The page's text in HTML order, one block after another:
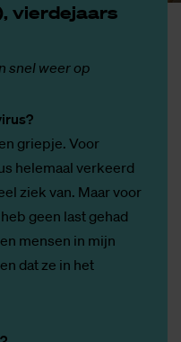
vier­de­jaars
snel weer op
griepje. Voor
helemaal verkeerd
ziek van. Maar voor
geen last gehad
mensen in mijn
dat ze in het